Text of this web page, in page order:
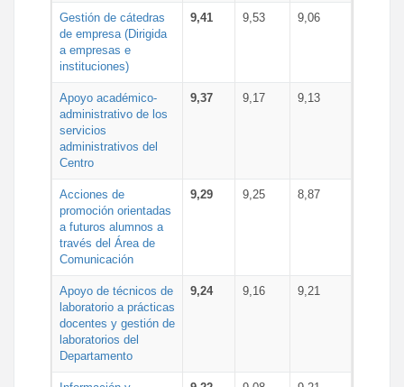
Gestión de cátedras
de empresa (Dirigida
a empresas e
instituciones)
9,41 9,53 9,06
Apoyo académico-
administrativo de los
servicios
administrativos del
Centro
9,37 9,17 9,13
Acciones de
promoción orientadas
a futuros alumnos a
través del Área de
Comunicación
9,29 9,25 8,87
Apoyo de técnicos de
laboratorio a prácticas
docentes y gestión de
laboratorios del
Departamento
9,24 9,16 9,21